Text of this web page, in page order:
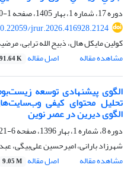
دوره 17، شماره 1، بهار 1405، صفحه
1-20
jrur.2026.416928.2124
کولین مایکل هال، ذبیح الله ترابی،
مشاهده مقاله
اصل مقاله K
الگوی پیشنهادی توسعه
تحلیل محتوای کیفی
الگوی دیرین در عصر نوین
دوره 8، شماره 1، بهار 1396، صفحه
6-21
شهرزاد بارانی، امیرحسین علی‌بیگی،
مشاهده مقاله
اصل مقاله 9.05 M